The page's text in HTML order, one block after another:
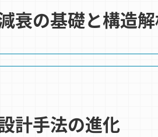
衰の基礎と構造
計手法の進化